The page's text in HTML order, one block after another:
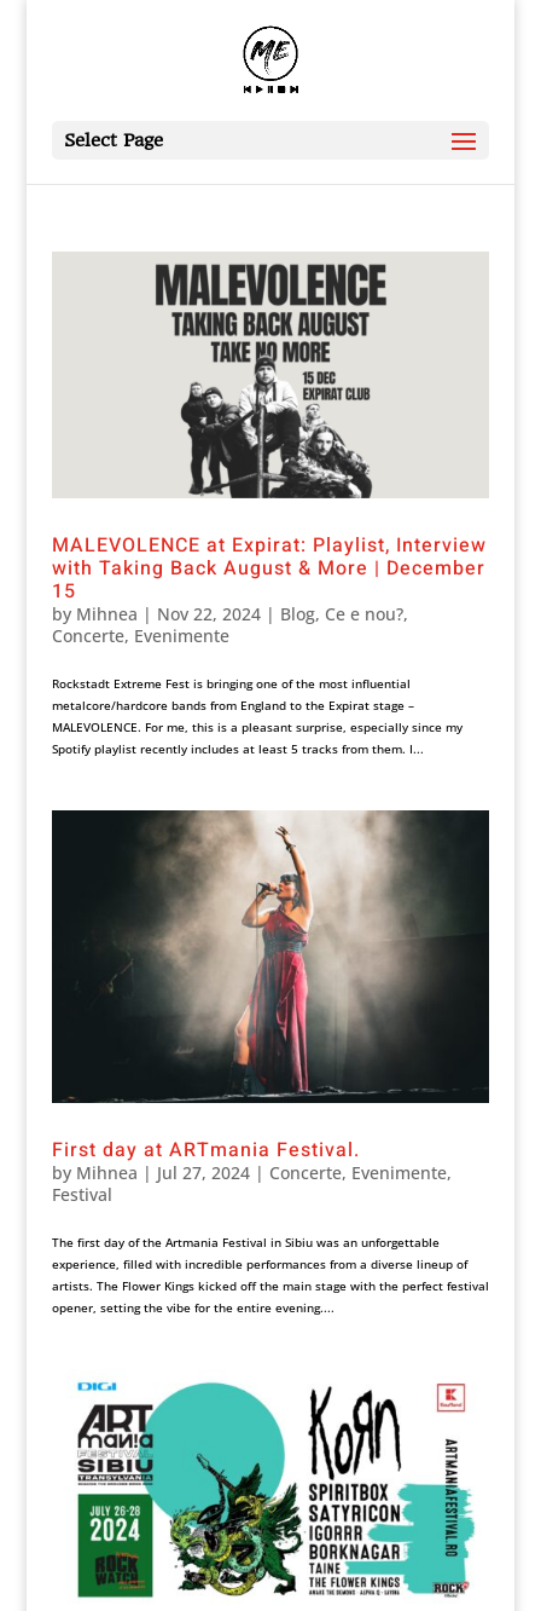
Select Page
MALEVOLENCE at Expirat: Playlist, Interview
with Taking Back August & More | December
15
by Mihnea | Nov 22, 2024| Blog, Ce e nou?,
Concerte, Evenimente
Rockstadt Extreme Fest is bringing one of the most influential
metalcore/hardcore bands from England to the Expirat stage –
MALEVOLENCE. For me, this is a pleasant surprise, especially since my
Spotify playlist recently includes at least 5 tracks from them. I...
First day at ARTmania Festival.
by Mihnea | Jul 27, 2024| Concerte, Evenimente,
Festival
The first day of the Artmania Festival in Sibiu was an unforgettable
experience, filled with incredible performances from a diverse lineup of
artists. The Flower Kings kicked off the main stage with the perfect festival
opener, setting the vibe for the entire evening....